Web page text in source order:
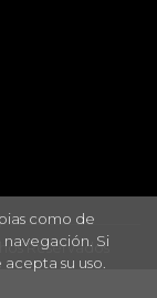
Reservados
como de
Si
su uso.